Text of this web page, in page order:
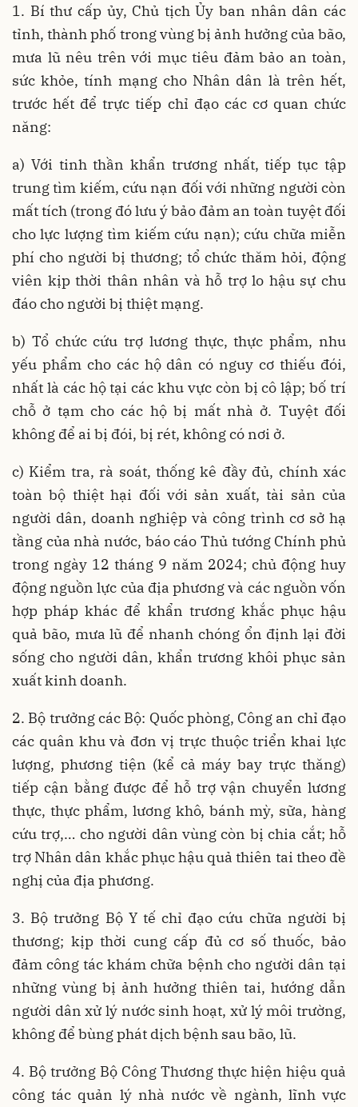
1. Bí thư cấp ủy, Chủ tịch Ủy ban nhân dân các
tỉnh, thành phố trong vùng bị ảnh hưởng của bão,
mưa lũ nêu trên với mục tiêu đảm bảo an toàn,
sức khỏe, tính mạng cho Nhân dân là trên hết,
trước hết để trực tiếp chỉ đạo các cơ quan chức
năng:
a) Với tinh thần khẩn trương nhất, tiếp tục tập
trung tìm kiếm, cứu nạn đối với những người còn
mất tích (trong đó lưu ý bảo đảm an toàn tuyệt đối
cho lực lượng tìm kiếm cứu nạn); cứu chữa miễn
phí cho người bị thương; tổ chức thăm hỏi, động
viên kịp thời thân nhân và hỗ trợ lo hậu sự chu
đáo cho người bị thiệt mạng.
b) Tổ chức cứu trợ lương thực, thực phẩm, nhu
yếu phẩm cho các hộ dân có nguy cơ thiếu đói,
nhất là các hộ tại các khu vực còn bị cô lập; bố trí
chỗ ở tạm cho các hộ bị mất nhà ở. Tuyệt đối
không để ai bị đói, bị rét, không có nơi ở.
c) Kiểm tra, rà soát, thống kê đầy đủ, chính xác
toàn bộ thiệt hại đối với sản xuất, tài sản của
người dân, doanh nghiệp và công trình cơ sở hạ
tầng của nhà nước, báo cáo Thủ tướng Chính phủ
trong ngày 12 tháng 9 năm 2024; chủ động huy
động nguồn lực của địa phương và các nguồn vốn
hợp pháp khác để khẩn trương khắc phục hậu
quả bão, mưa lũ để nhanh chóng ổn định lại đời
sống cho người dân, khẩn trương khôi phục sản
xuất kinh doanh.
2. Bộ trưởng các Bộ: Quốc phòng, Công an chỉ đạo
các quân khu và đơn vị trực thuộc triển khai lực
lượng, phương tiện (kể cả máy bay trực thăng)
tiếp cận bằng được để hỗ trợ vận chuyển lương
thực, thực phẩm, lương khô, bánh mỳ, sữa, hàng
cứu trợ,… cho người dân vùng còn bị chia cắt; hỗ
trợ Nhân dân khắc phục hậu quả thiên tai theo đề
nghị của địa phương.
3. Bộ trưởng Bộ Y tế chỉ đạo cứu chữa người bị
thương; kịp thời cung cấp đủ cơ số thuốc, bảo
đảm công tác khám chữa bệnh cho người dân tại
những vùng bị ảnh hưởng thiên tai, hướng dẫn
người dân xử lý nước sinh hoạt, xử lý môi trường,
không để bùng phát dịch bệnh sau bão, lũ.
4. Bộ trưởng Bộ Công Thương thực hiện hiệu quả
công tác quản lý nhà nước về ngành, lĩnh vực